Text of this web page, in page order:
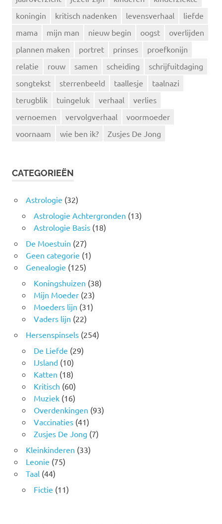
koningin
kritisch nadenken levensverhaal
liefde
mama
mijn man nieuw begin oogst
overlijden
plannen maken
portret prinses
proefkonijn
relatie
rouw samen scheiding
schrijfuitdaging
songtekst
sterrenbeeld taallesje
taalnazi
terugblik
tuingeluk verhaal
verlies
vernoemen
vervolgverhaal
voormoeder
voornaam
wie ben ik? Zusjes De Jong
CATEGORIEËN
Astrologie (32)
Astrologie Achtergronden (13)
Astrologie Basis(18)
De Moestuin (27)
Geen categorie (1)
Genealogie (125)
Koningshuizen (38)
Mijn Moeder(23)
Moeders lijn (31)
Vaders lijn (22)
Hersenspinsels(254)
De Liefde (29)
IJsland(10)
Katten (18)
Kritisch (60)
Muziek(16)
Overdenkingen (93)
Vaccinaties(41)
Zusjes De Jong (7)
Kleinkinderen (33)
Leonie (75)
Taal(44)
Fictie (11)